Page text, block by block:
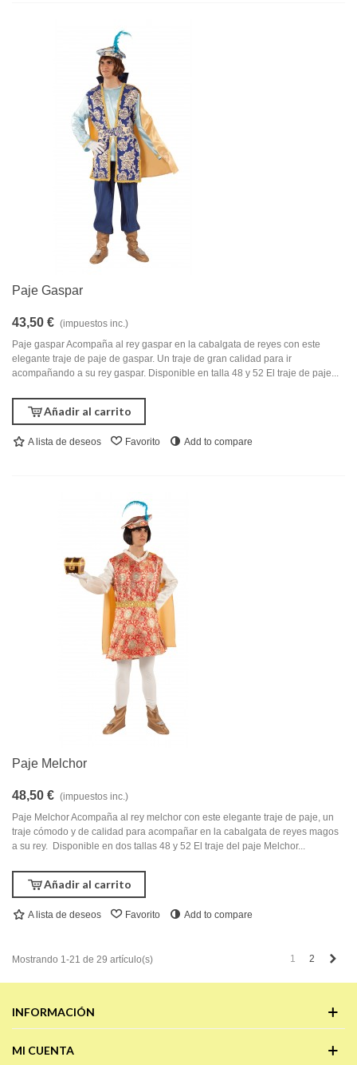
Paje Gaspar
43,50 € (impuestos inc.)
Paje gaspar Acompaña al rey gaspar en la cabalgata de reyes con este
elegante traje de paje de gaspar. Un traje de gran calidad para ir
acompañando a su rey gaspar. Disponible en talla 48 y 52 El traje de paje...
Añadir al carrito
A lista de deseos Favorito Add to compare
Paje Melchor
48,50 € (impuestos inc.)
Paje Melchor Acompaña al rey melchor con este elegante traje de paje, un
traje cómodo y de calidad para acompañar en la cabalgata de reyes magos
a su rey. Disponible en dos tallas 48 y 52 El traje del paje Melchor...
Añadir al carrito
A lista de deseos Favorito Add to compare
Mostrando 1-21 de 29 artículo(s) 1 2
INFORMACIÓN
MI CUENTA